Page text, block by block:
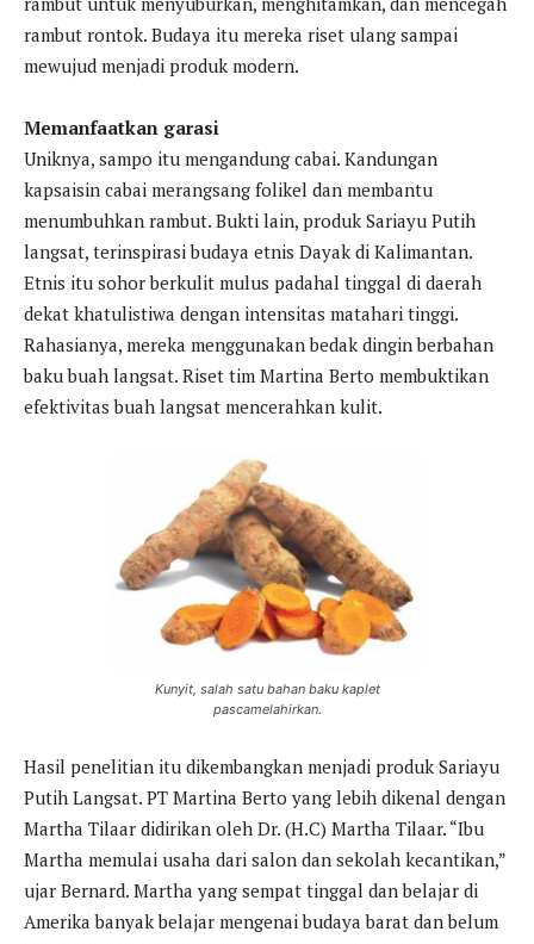
rambut rontok. Budaya itu mereka riset ulang sampai
mewujud menjadi produk modern.
Memanfaatkan garasi
Uniknya, sampo itu mengandung cabai. Kandungan
kapsaisin cabai merangsang folikel dan membantu
menumbuhkan rambut. Bukti lain, produk Sariayu Putih
langsat, terinspirasi budaya etnis Dayak di Kalimantan.
Etnis itu sohor berkulit mulus padahal tinggal di daerah
dekat khatulistiwa dengan intensitas matahari tinggi.
Rahasianya, mereka menggunakan bedak dingin berbahan
baku buah langsat. Riset tim Martina Berto membuktikan
efektivitas buah langsat mencerahkan kulit.
Kunyit, salah satu bahan baku kaplet
pascamelahirkan.
Hasil penelitian itu dikembangkan menjadi produk Sariayu
Putih Langsat. PT Martina Berto yang lebih dikenal dengan
Martha Tilaar didirikan oleh Dr. (H.C) Martha Tilaar. “Ibu
Martha memulai usaha dari salon dan sekolah kecantikan,”
ujar Bernard. Martha yang sempat tinggal dan belajar di
Amerika banyak belajar mengenai budaya barat dan belum